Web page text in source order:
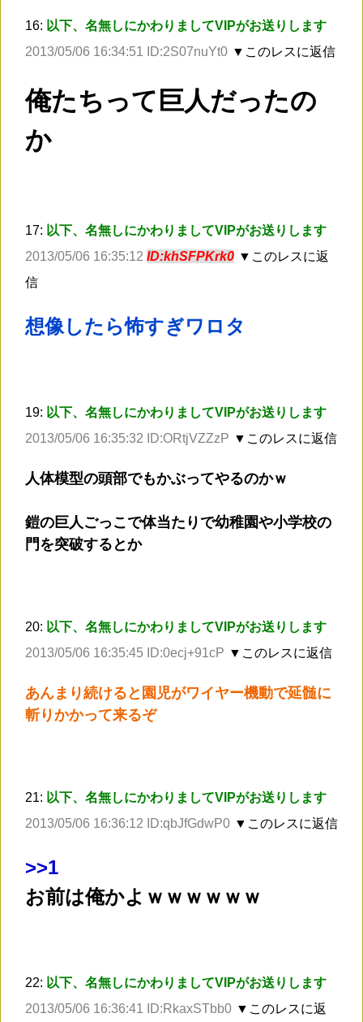
16: 以下、名無しにかわりましてVIPがお送りします
2013/05/06 16:34:51 ID:2S07nuYt0 ▼このレスに返信
俺たちって巨人だったの
か
17: 以下、名無しにかわりましてVIPがお送りします
2013/05/06 16:35:12 ID:khSFPKrk0 ▼このレスに返
信
想像したら怖すぎワロタ
19: 以下、名無しにかわりましてVIPがお送りします
2013/05/06 16:35:32 ID:ORtjVZZzP ▼このレスに返信
人体模型の頭部でもかぶってやるのかｗ
鎧の巨人ごっこで体当たりで幼稚園や小学校の
門を突破するとか
20: 以下、名無しにかわりましてVIPがお送りします
2013/05/06 16:35:45 ID:0ecj+91cP ▼このレスに返信
あんまり続けると園児がワイヤー機動で延髄に
斬りかかって来るぞ
21: 以下、名無しにかわりましてVIPがお送りします
2013/05/06 16:36:12 ID:qbJfGdwP0 ▼このレスに返信
>>1
お前は俺かよｗｗｗｗｗｗ
22: 以下、名無しにかわりましてVIPがお送りします
2013/05/06 16:36:41 ID:RkaxSTbb0 ▼このレスに返